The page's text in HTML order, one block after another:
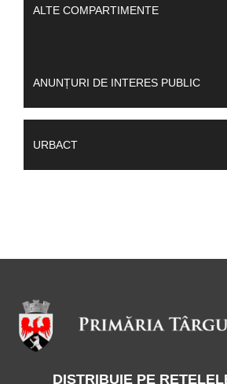
ALTE COMPARTIMENTE
ANUNȚURI DE INTERES PUBLIC
URBACT
DISTRIBUIE PE